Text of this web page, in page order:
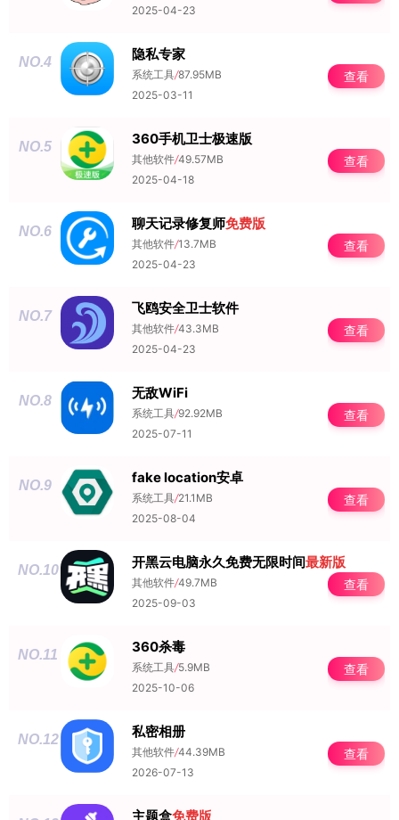
2025-04-23
NO.4 隐私专家
系统工具/87.95MB
2025-03-11
查看
NO.5 360手机卫士极速版
其他软件/49.57MB
2025-04-18
查看
NO.6 聊天记录修复师免费版
其他软件/13.7MB
2025-04-23
查看
NO.7 飞鸥安全卫士软件
其他软件/43.3MB
2025-04-23
查看
NO.8 无敌WiFi
系统工具/92.92MB
2025-07-11
查看
NO.9 fake location安卓
系统工具/21.1MB
2025-08-04
查看
NO.10 开黑云电脑永久免费无限时间最新版
其他软件/49.7MB
2025-09-03
查看
NO.11 360杀毒
系统工具/5.9MB
2025-10-06
查看
NO.12 私密相册
其他软件/44.39MB
2026-07-13
查看
主题盒免费版